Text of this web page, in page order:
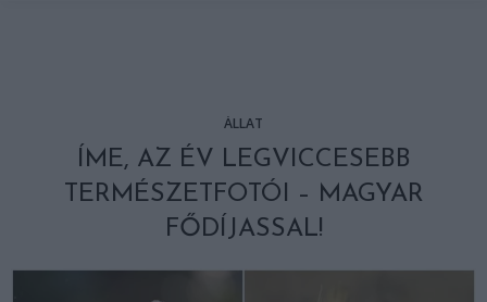
ÁLLAT
ÍME, AZ ÉV LEGVICCESEBB
TERMÉSZETFOTÓI – MAGYAR
FŐDÍJASSAL!